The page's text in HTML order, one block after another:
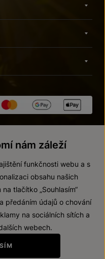
a. s.
osobám mladším 18 let.
nám záleží
funkčnosti webu a s
obsahu našich
tlačítko „Souhlasím“
předáním údajů o chování
na sociálních sítích a
webech.